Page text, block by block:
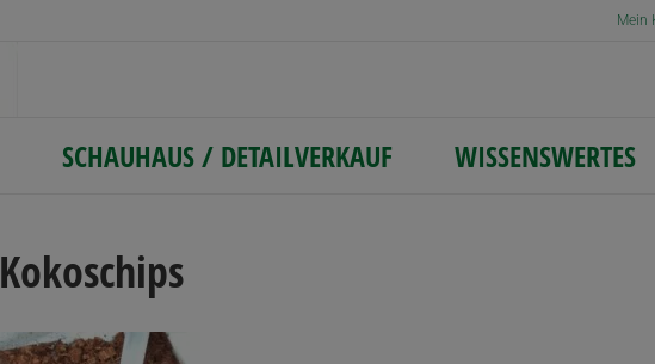
Mein
SCHAUHAUS / DETAILVERKAUF WISSENSWERTES
Kokoschips